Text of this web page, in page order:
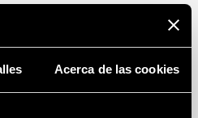
Acerca de las cookies